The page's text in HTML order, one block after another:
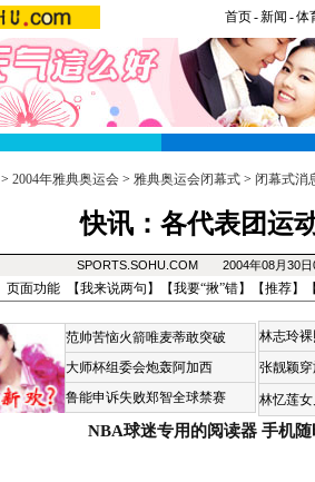
首页-新闻 -体
> 2004年雅典奥运会 > 雅典奥运会闭幕式 > 闭幕式消
快讯：各代表团运
SPORTS.SOHU.COM 2004年08月30
页面功能 【我来说两句 】【我要“揪”错】【推荐】
范帅苦恼火箭唯麦蒂敢突破
大师杯组委会炮轰阿加西
鲁能申诉失败郑智全球禁赛
林志玲
张靓颖
林忆莲
NBA球迷专用的阅读器 手机